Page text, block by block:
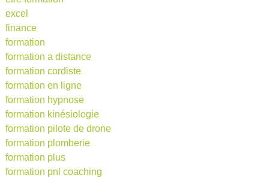
excel
finance
formation
formation a distance
formation cordiste
formation en ligne
formation hypnose
formation kinésiologie
formation pilote de drone
formation plomberie
formation plus
formation pnl coaching